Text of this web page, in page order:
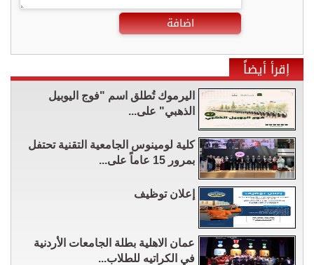
اضافة
إقرأ أيضاً
اليرموك تُطلق اسم "فوج اليوبيل
الذهبي" على...
كلية لومينوس الجامعية التقنية تحتفل
بمرور 15 عاماً على...
إعلان توظيف
عمان الاهلية بطلة الجامعات الأردنية
في الكراتيه للطلاب...